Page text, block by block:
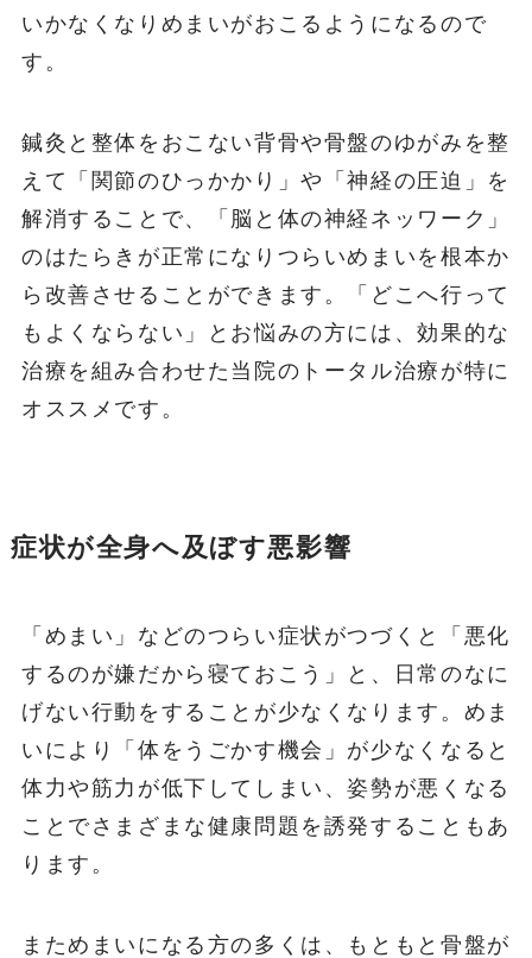
いかなくなりめまいがおこるようになるので
す。
鍼灸と整体をおこない背骨や骨盤のゆがみを整
えて「関節のひっかかり」や「神経の圧迫」を
解消することで、「脳と体の神経ネッワーク」
のはたらきが正常になりつらいめまいを根本か
ら改善させることができます。「どこへ行って
もよくならない」とお悩みの方には、効果的な
治療を組み合わせた当院のトータル治療が特に
オススメです。
症状が全身へ及ぼす悪影響
「めまい」などのつらい症状がつづくと「悪化
するのが嫌だから寝ておこう」と、日常のなに
げない行動をすることが少なくなります。めま
いにより「体をうごかす機会」が少なくなると
体力や筋力が低下してしまい、姿勢が悪くなる
ことでさまざまな健康問題を誘発することもあ
ります。
まためまいになる方の多くは、もともと骨盤が